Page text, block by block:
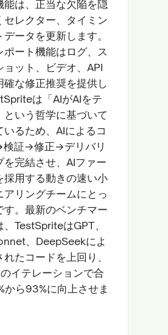
能は、正当な欠陥を隠
セレクター、タイミン
ータを更新します。
ポート機能はログ、ス
ョット、ビデオ、API
確な修正推奨を提供し
は「AIがAIをテ
という哲学に基づいて
いるため、AIによるコ
検証→修正→デリバリ
を完結させ、AIファー
採用する動きの速い小
アリングチームにとっ
す。最新のベンチマー
、TestSpriteはGPT、
、DeepSeekによ
たコードを上回り、
イテレーションで合
から93%に向上させま